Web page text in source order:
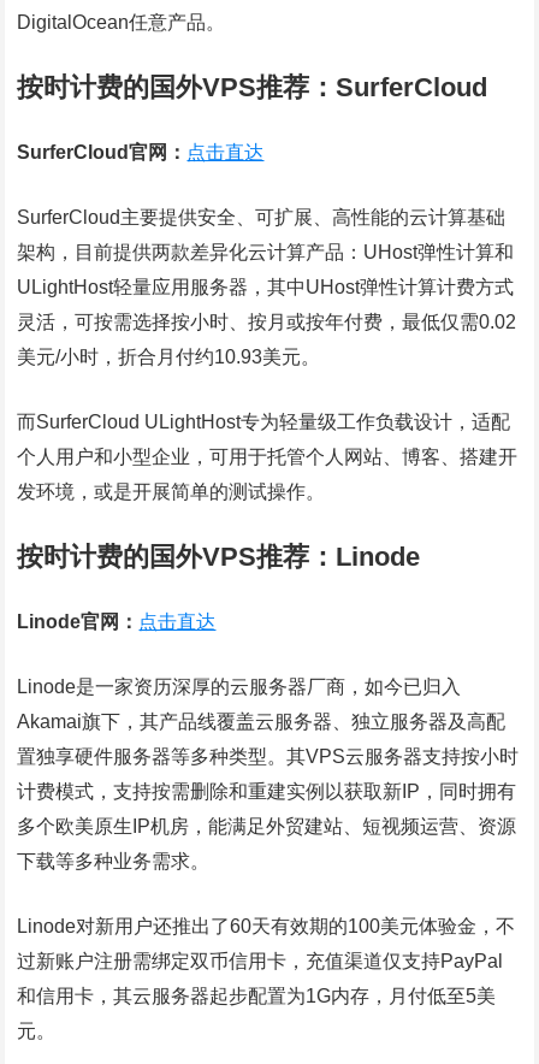
DigitalOcean任意产品。
按时计费的国外VPS推荐：SurferCloud
SurferCloud官网： 点击直达
SurferCloud主要提供安全、可扩展、高性能的云计算基础
架构，目前提供两款差异化云计算产品：UHost弹性计算和
ULightHost轻量应用服务器，其中UHost弹性计算计费方式
灵活，可按需选择按小时、按月或按年付费，最低仅需0.02
美元/小时，折合月付约10.93美元。
而SurferCloud ULightHost专为轻量级工作负载设计，适配
个人用户和小型企业，可用于托管个人网站、博客、搭建开
发环境，或是开展简单的测试操作。
按时计费的国外VPS推荐：Linode
Linode官网： 点击直达
Linode是一家资历深厚的云服务器厂商，如今已归入
Akamai旗下，其产品线覆盖云服务器、独立服务器及高配
置独享硬件服务器等多种类型。其VPS云服务器支持按小时
计费模式，支持按需删除和重建实例以获取新IP，同时拥有
多个欧美原生IP机房，能满足外贸建站、短视频运营、资源
下载等多种业务需求。
Linode对新用户还推出了60天有效期的100美元体验金，不
过新账户注册需绑定双币信用卡，充值渠道仅支持PayPal
和信用卡，其云服务器起步配置为1G内存，月付低至5美
元。